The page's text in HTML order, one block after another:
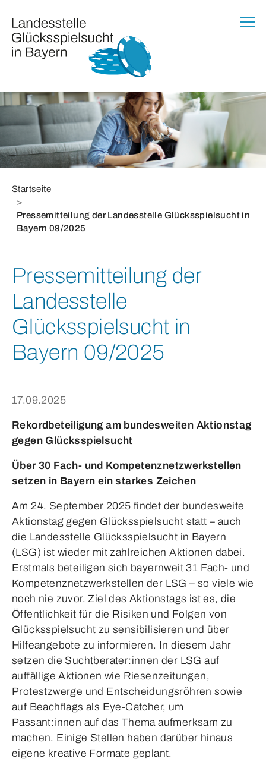
Startseite
Pressemitteilung der Landesstelle Glücksspielsucht in
Bayern 09/2025
Pressemitteilung der
Landesstelle
Glücksspielsucht in
Bayern 09/2025
17.09.2025
Rekordbeteiligung am bundesweiten Aktionstag
gegen Glücksspielsucht
Über 30 Fach- und Kompetenznetzwerkstellen
setzen in Bayern ein starkes Zeichen
Am 24. September 2025 findet der bundesweite
Aktionstag gegen Glücksspielsucht statt – auch
die Landesstelle Glücksspielsucht in Bayern
(LSG) ist wieder mit zahlreichen Aktionen dabei.
Erstmals beteiligen sich bayernweit 31 Fach- und
Kompetenznetzwerkstellen der LSG – so viele wie
noch nie zuvor. Ziel des Aktionstags ist es, die
Öffentlichkeit für die Risiken und Folgen von
Glücksspielsucht zu sensibilisieren und über
Hilfeangebote zu informieren. In diesem Jahr
setzen die Suchtberater:innen der LSG auf
auffällige Aktionen wie Riesenzeitungen,
Protestzwerge und Entscheidungsröhren sowie
auf Beachflags als Eye-Catcher, um
Passant:innen auf das Thema aufmerksam zu
machen. Einige Stellen haben darüber hinaus
eigene kreative Formate geplant.